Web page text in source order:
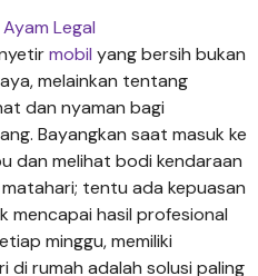
Legal
mobil yang bersih bukan
melainkan tentang
dan nyaman bagi
Bayangkan saat masuk ke
dan melihat bodi kendaraan
tentu ada kepuasan
mencapai hasil profesional
minggu, memiliki
di rumah adalah solusi paling